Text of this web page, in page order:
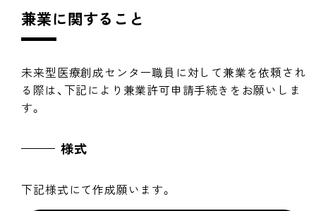
兼業に関すること
未来型医療創成センター職員に対して兼業を依頼され
る際は、下記により兼業許可申請手続きをお願いしま
す。
様式
下記様式にて作成願います。